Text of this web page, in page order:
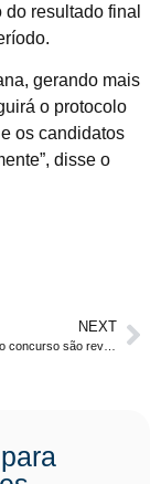
resultado final
gerando mais
o protocolo
os candidatos
disse o
NEXT
PCAL: etapas do concurso são reveladas. Agente, Delegado e Escrivão